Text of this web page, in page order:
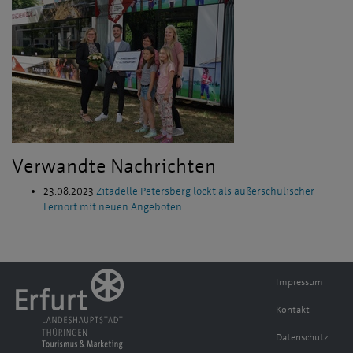
Verwandte Nachrichten
23.08.2023 Zitadelle Petersberg lockt als außerschulischer
Lernort mit neuen Angeboten
Impressum
Kontakt
Datenschutz